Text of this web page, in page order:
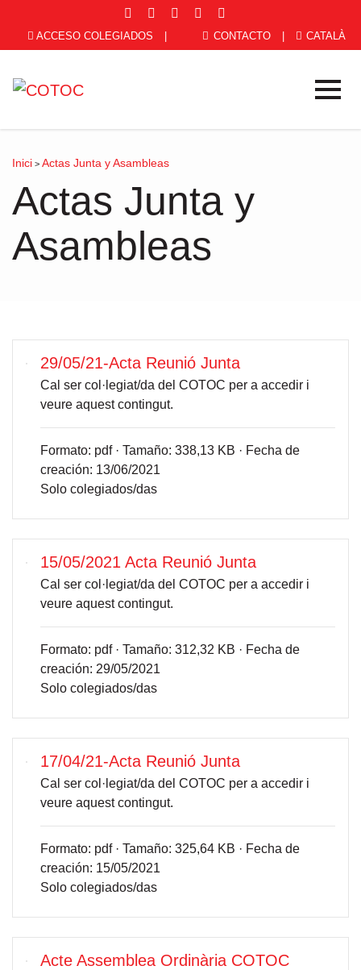
ACCESO COLEGIADOS CONTACTO CATALÀ
Inici > Actas Junta y Asambleas
Actas Junta y
Asambleas
29/05/21-Acta Reunió Junta
Cal ser col·legiat/da del COTOC per a accedir i
veure aquest contingut.
Formato: pdf · Tamaño: 338,13 KB · Fecha de
creación: 13/06/2021
Solo colegiados/das
15/05/2021 Acta Reunió Junta
Cal ser col·legiat/da del COTOC per a accedir i
veure aquest contingut.
Formato: pdf · Tamaño: 312,32 KB · Fecha de
creación: 29/05/2021
Solo colegiados/das
17/04/21-Acta Reunió Junta
Cal ser col·legiat/da del COTOC per a accedir i
veure aquest contingut.
Formato: pdf · Tamaño: 325,64 KB · Fecha de
creación: 15/05/2021
Solo colegiados/das
Acte Assemblea Ordinària COTOC